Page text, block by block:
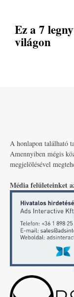
Ez a 7
világon
A honlapon található
Amennyiben mégis
megjelölésével
Média felületeinket